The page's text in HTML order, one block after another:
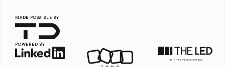
MADE POSSIBLE BY
POWERED BY